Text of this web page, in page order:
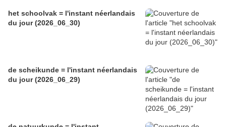
het schoolvak = l'instant néerlandais
du jour (2026_06_30)
de scheikunde = l'instant néerlandais
du jour (2026_06_29)